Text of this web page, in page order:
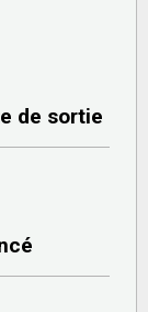
de sortie